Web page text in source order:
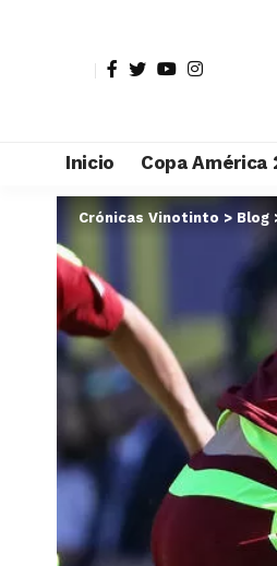
Inicio Copa América
Crónicas Vinotinto > Blog